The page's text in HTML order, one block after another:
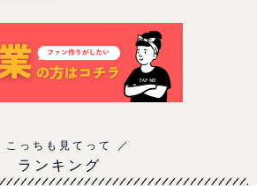
ランキング